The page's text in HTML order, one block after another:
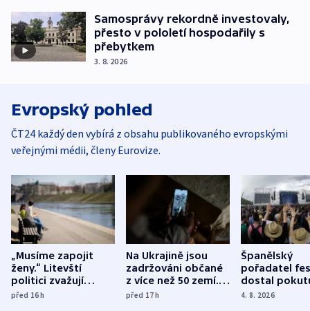
Samosprávy rekordně investovaly,
přesto v pololetí hospodařily s
přebytkem
3. 8. 2026
Evropský pohled
ČT24 každý den vybírá z obsahu publikovaného evropskými
veřejnými médii, členy Eurovize.
„Musíme zapojit
ženy.“ Litevští
politici zvažují
dohodu o
před 16h
Na Ukrajině jsou
zadržováni občané
z více než 50 zemí.
Bojovali na straně
před 17h
Španělský
pořadatel
dostal
nekalé
4. 8. 2026